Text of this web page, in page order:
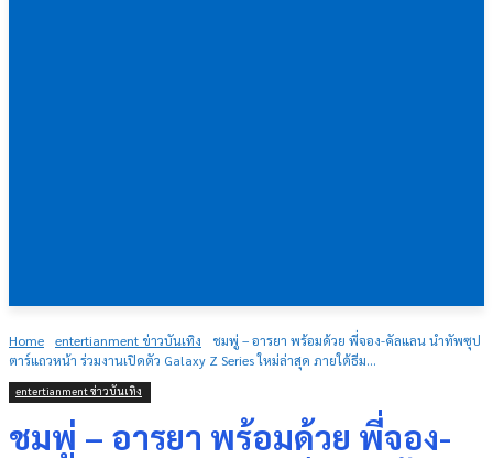
Home entertianment ข่าวบันเทิง
ชมพู่ – อารยา พร้อมด้วย พี่จอง-คัลแลน นำทัพซุป
ตาร์แถวหน้า ร่วมงานเปิดตัว Galaxy Z Series ใหม่ล่าสุด ภายใต้ธีม...
entertianment ข่าวบันเทิง
ชมพู่ – อารยา พร้อมด้วย พี่จอง-